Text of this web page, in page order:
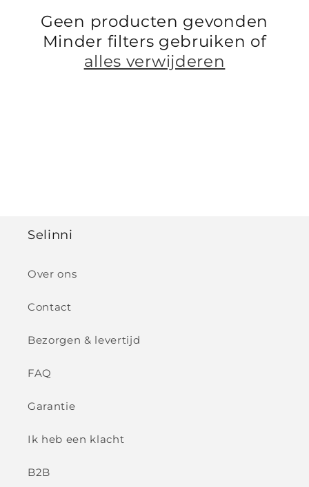
Geen producten gevonden
Minder filters gebruiken of
alles verwijderen
Selinni
Over ons
Contact
Bezorgen & levertijd
FAQ
Garantie
Ik heb een klacht
B2B